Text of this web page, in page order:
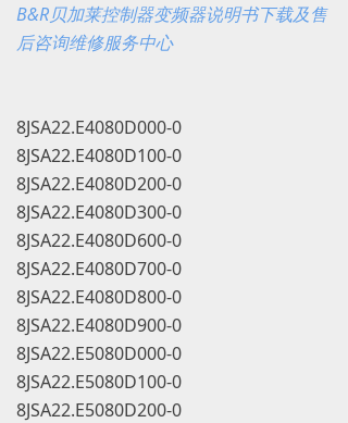
B&R贝加莱控制器变频器说明书下载及售
后咨询维修服务中心
8JSA22.E4080D000-0
8JSA22.E4080D100-0
8JSA22.E4080D200-0
8JSA22.E4080D300-0
8JSA22.E4080D600-0
8JSA22.E4080D700-0
8JSA22.E4080D800-0
8JSA22.E4080D900-0
8JSA22.E5080D000-0
8JSA22.E5080D100-0
8JSA22.E5080D200-0